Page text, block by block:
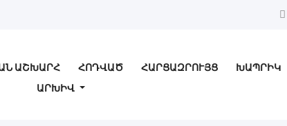
ԱՇԽԱՐՀ ՀՈԴՎԱԾ ՀԱՐՑԱԶՐՈՒՅՑ ԽԱՊՐԻԿ
ԱՐԽԻՎ